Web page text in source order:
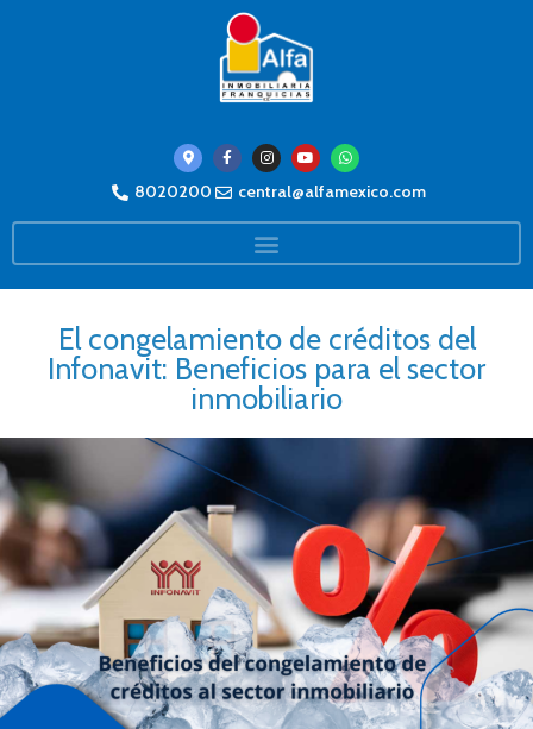
8020200 central@alfamexico.com
El congelamiento de créditos del
Infonavit: Beneficios para el sector
inmobiliario